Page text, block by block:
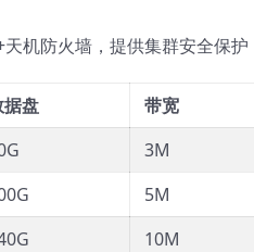
机防火墙，提供集群安全保
据盘 带宽
3M
5M
10M